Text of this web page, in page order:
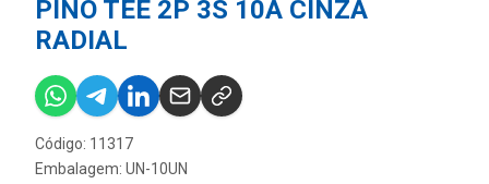
PINO TEE 2P 3S 10A CINZA
RADIAL
Código: 11317
Embalagem: UN-10UN